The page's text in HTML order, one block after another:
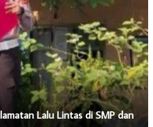
Lalu Lintas di SMP dan